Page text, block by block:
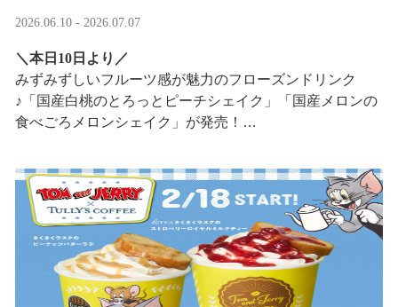
2026.06.10 - 2026.07.07
＼本日10日より／
みずみずしいフルーツ感が魅力のフローズンドリンク
♪「国産白桃のとろっとピーチシェイク」「国産メロンの
食べごろメロンシェイク」が発売！
ホイップクリームが無料で2倍 ···